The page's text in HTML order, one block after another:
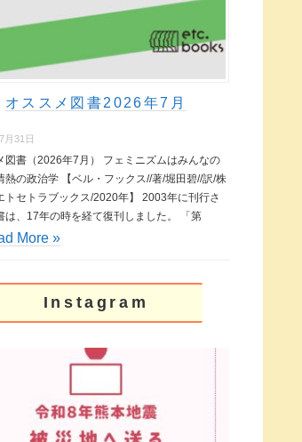
オススメ図書2026年7月
月31日
図書（2026年7月） フェミニズムはみんなの
の政治学 【ベル・フックス//著/堀田碧//訳/株
トセトラブックス/2020年】 2003年に刊行さ
は、17年の時を経て復刊しました。 「第
More »
Instagram